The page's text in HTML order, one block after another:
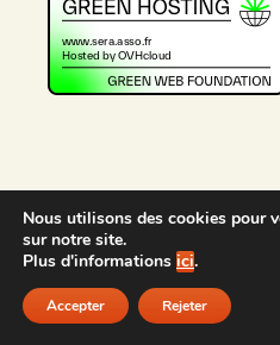
Accueil | Nous
Admin
Nous utilisons des cookies pour
sur notre site.
Plus d'informations ici.
Accepter Rejeter